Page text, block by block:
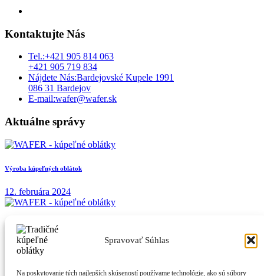
Spravovať Súhlas
Na poskytovanie tých najlepších skúseností používame technológie, ako sú súbory
Kontaktujte Nás
Tel.:+421 905 814 063
+421 905 719 834
Nájdete Nás:Bardejovské Kupele 1991
086 31 Bardejov
E-mail:wafer@wafer.sk
Aktuálne správy
Výroba kúpeľných oblátok
12. februára 2024
Kúpeľné oblátky: Sladká chuť spomienok
12. mája 2020